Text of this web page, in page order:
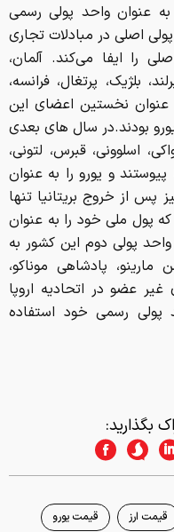
اروپا به عنوان واحد پولی رسمی
اصلی در مبادلات تجاری
اصلی را ایفا می‌کند. آلمان،
بلژیک، پرتغال، فرانسه،
عنوان نخستین اعضای این
کشور آغازگر یورو بودند.در سال های بعدی
اسلوونی، قبرس، لتونی،
و یورو را به عنوان
پس از خروج بریتانیا تنها
پول ملی خود را به عنوان
پولی دوم این کشور به
پادشاهی موناکو،
عضو در اتحادیه اروپا
پولی رسمی خود استفاده
بگذارید:
قیمت ارز قیمت یورو